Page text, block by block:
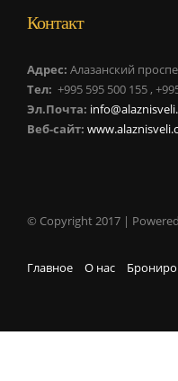
Контакт
Адрес: Алазанский
Тел: +995 595 500 155 ,
Эл.Почта:
Веб-сайт:
© Copyright 2017 |
Главное О нас